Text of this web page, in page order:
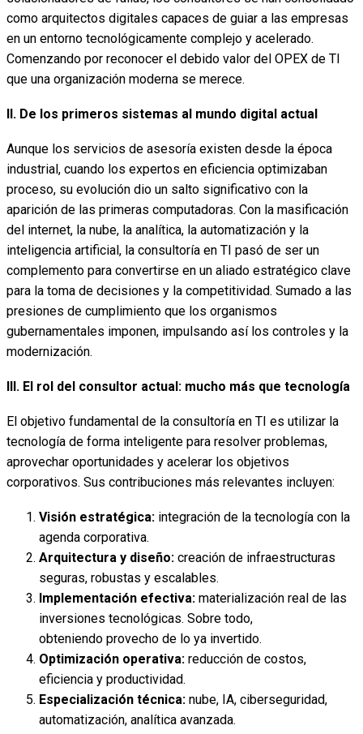
como arquitectos digitales capaces de guiar a las empresas
en un entorno tecnológicamente complejo y acelerado.
Comenzando por reconocer el debido valor del OPEX de TI
que una organización moderna se merece.
II. De los primeros sistemas al mundo digital actual
Aunque los servicios de asesoría existen desde la época
industrial, cuando los expertos en eficiencia optimizaban
proceso, su evolución dio un salto significativo con la
aparición de las primeras computadoras. Con la masificación
del internet, la nube, la analítica, la automatización y la
inteligencia artificial, la consultoría en TI pasó de ser un
complemento para convertirse en un aliado estratégico clave
para la toma de decisiones y la competitividad. Sumado a las
presiones de cumplimiento que los organismos
gubernamentales imponen, impulsando así los controles y la
modernización.
III. El rol del consultor actual: mucho más que tecnología
El objetivo fundamental de la consultoría en TI es utilizar la
tecnología de forma inteligente para resolver problemas,
aprovechar oportunidades y acelerar los objetivos
corporativos. Sus contribuciones más relevantes incluyen:
Visión estratégica: integración de la tecnología con la
agenda corporativa.
Arquitectura y diseño: creación de infraestructuras
seguras, robustas y escalables.
Implementación efectiva: materialización real de las
inversiones tecnológicas. Sobre todo,
obteniendo provecho de lo ya invertido.
Optimización operativa: reducción de costos,
eficiencia y productividad.
Especialización técnica: nube, IA, ciberseguridad,
automatización, analítica avanzada.